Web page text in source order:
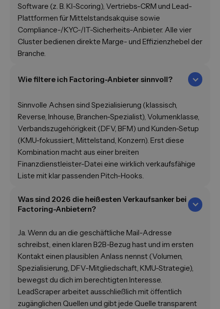
Software (z. B. KI-Scoring), Vertriebs-CRM und Lead-
Plattformen für Mittelstandsakquise sowie
Compliance-/KYC-/IT-Sicherheits-Anbieter. Alle vier
Cluster bedienen direkte Marge- und Effizienzhebel der
Branche.
Wie filtere ich Factoring-Anbieter sinnvoll?
Sinnvolle Achsen sind Spezialisierung (klassisch,
Reverse, Inhouse, Branchen-Spezialist), Volumenklasse,
Verbandszugehörigkeit (DFV, BFM) und Kunden-Setup
(KMU-fokussiert, Mittelstand, Konzern). Erst diese
Kombination macht aus einer breiten
Finanzdienstleister-Datei eine wirklich verkaufsfähige
Liste mit klar passenden Pitch-Hooks.
Was sind 2026 die heißesten Verkaufsanker bei
Factoring-Anbietern?
Ja. Wenn du an die geschäftliche Mail-Adresse
schreibst, einen klaren B2B-Bezug hast und im ersten
Kontakt einen plausiblen Anlass nennst (Volumen,
Spezialisierung, DFV-Mitgliedschaft, KMU-Strategie),
bewegst du dich im berechtigten Interesse.
LeadScraper arbeitet ausschließlich mit öffentlich
zugänglichen Quellen und gibt jede Quelle transparent